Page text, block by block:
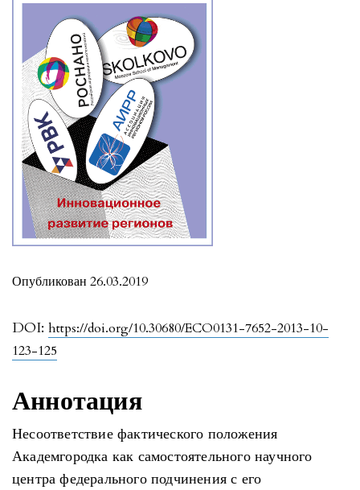
DOI: https://doi.org/10.30680/ECO0131-7652-2013-10-
123-125
Опубликован 26.03.2019
Аннотация
Несоответствие фактического положения
Академгородка как самостоятельного научного
центра федерального подчинения с его